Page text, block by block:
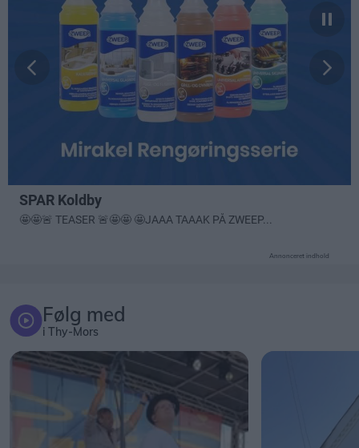
Annonceret indhold
Følg med
i Thy-Mors